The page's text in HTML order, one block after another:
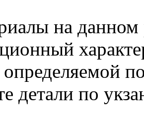
на данном
детали по